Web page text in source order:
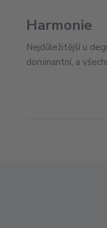
Harmonie
Nejdůležitější u
dominantní, a